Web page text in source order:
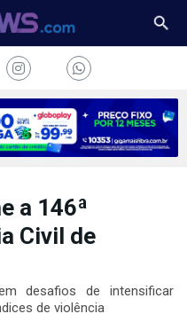
a 146ª
Civil de
desafios de intensificar
de violência